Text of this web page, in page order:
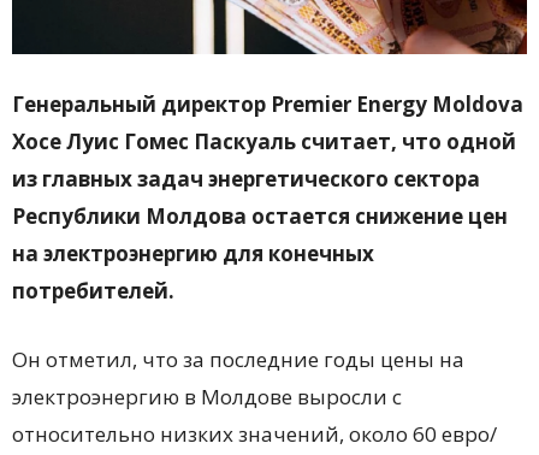
Генеральный директор Premier Energy Moldova
Хосе Луис Гомес Паскуаль считает, что одной
из главных задач энергетического сектора
Республики Молдова остается снижение цен
на электроэнергию для конечных
потребителей.
Он отметил, что за последние годы цены на
электроэнергию в Молдове выросли с
относительно низких значений, около 60 евро/